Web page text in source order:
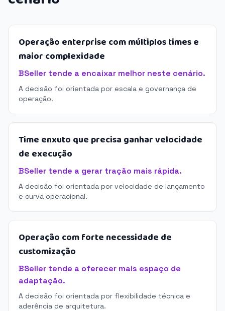
Operação enterprise com múltiplos times e
maior complexidade
BSeller tende a encaixar melhor neste cenário.
A decisão foi orientada por escala e governança de
operação.
Time enxuto que precisa ganhar velocidade
de execução
BSeller tende a gerar tração mais rápida.
A decisão foi orientada por velocidade de lançamento
e curva operacional.
Operação com forte necessidade de
customização
BSeller tende a oferecer mais espaço de
adaptação.
A decisão foi orientada por flexibilidade técnica e
aderência de arquitetura.